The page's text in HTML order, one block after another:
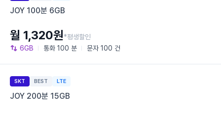
JOY 100분 6GB
6GB 통화 100 분 문자 100 건
월 1,320원*평생할인
SKT BEST LTE
JOY 200분 15GB